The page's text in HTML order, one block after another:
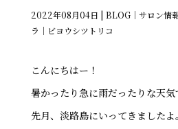
2022年08月04日 | BLOG｜サロン情
ラ｜ビヨウシツトリコ
こんにちはー！
暑かったり急に雨だったりな天気
先月、淡路島にいってきましたよ。